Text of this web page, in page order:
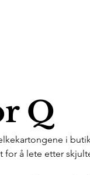
Q
i
å lete etter